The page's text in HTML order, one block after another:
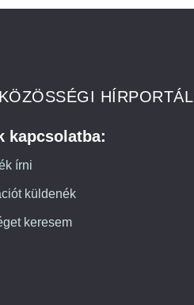
HÍRPORTÁL
kapcsolatba:
írni
küldenék
keresem